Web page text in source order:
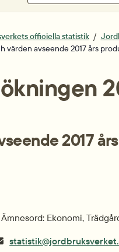
officiella statistik
värden avseende 2017 års
2017
Ämnesord: Ekonomi,